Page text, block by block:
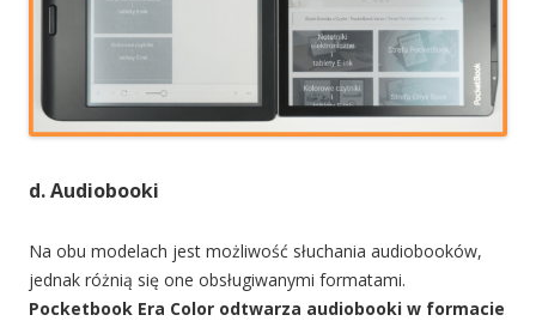
d. Audiobooki
Na obu modelach jest możliwość słuchania audiobooków,
jednak różnią się one obsługiwanymi formatami.
Pocketbook Era Color odtwarza audiobooki w formacie